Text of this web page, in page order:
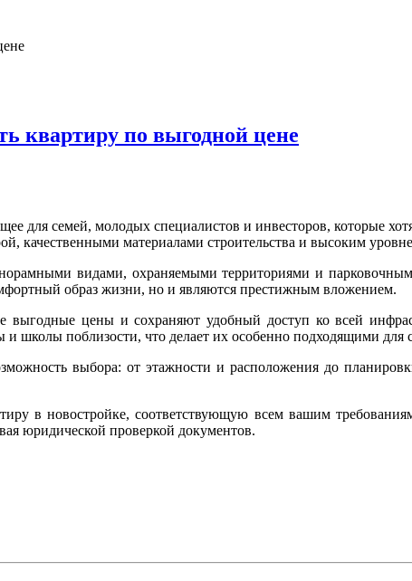
квартиру по выгодной цене
для семей, молодых специалистов и инвесторов, которые
качественными материалами строительства и высоким
видами, охраняемыми территориями и
образ жизни, но и являются престижным вложением.
выгодные цены и сохраняют удобный доступ ко всей
школы поблизости, что делает их особенно подходящими для
выбора: от этажности и расположения до
в новостройке, соответствующую всем вашим
юридической проверкой документов.